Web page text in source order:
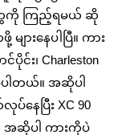
ေကို ကြည့်ရမယ် ဆို
ားနေပါပြီ။ ကား
း၊ Charleston
ပါတယ်။ အဆိုပါ
ေပြီး XC 90
ဆိုပါ ကားကိုပဲ